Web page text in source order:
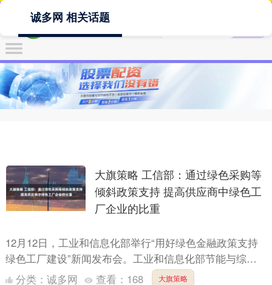
诚多网 相关话题
大旗策略 工信部：通过绿色采购等
倾斜政策支持 提高供应商中绿色工
厂企业的比重
12月12日，工业和信息化部举行“用好绿色金融政策支持
绿色工厂建设”新闻发布会。工业和信息化部节能与综合
利用司司长王鹏介绍了工信部在推动绿色制造从标杆引领
分类： 诚多网 查看： 168 大旗策略